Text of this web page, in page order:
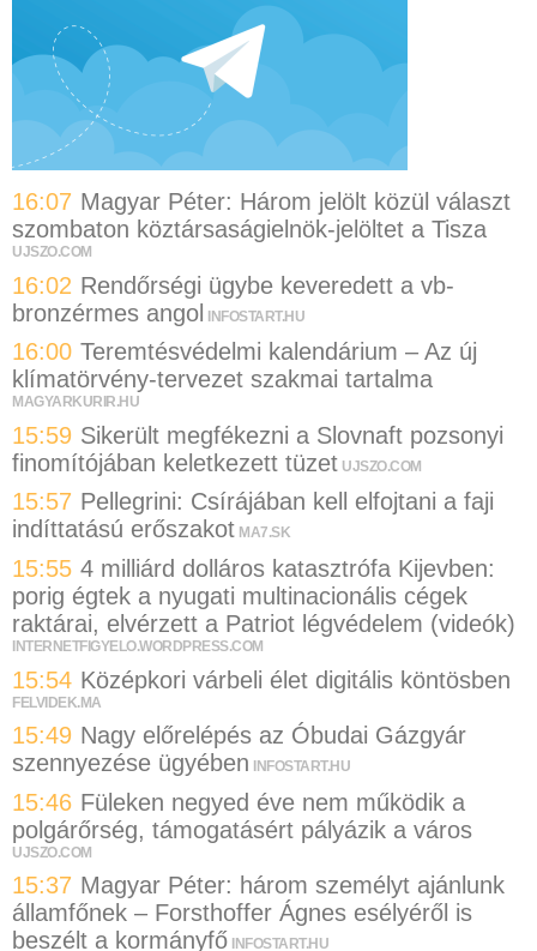
16:07 Magyar Péter: Három jelölt közül választ
szombaton köztársaságielnök-jelöltet a Tisza
UJSZO.COM
16:02 Rendőrségi ügybe keveredett a vb-
bronzérmes angol INFOSTART.HU
16:00 Teremtésvédelmi kalendárium – Az új
klímatörvény-tervezet szakmai tartalma
MAGYARKURIR.HU
15:59 Sikerült megfékezni a Slovnaft pozsonyi
finomítójában keletkezett tüzet UJSZO.COM
15:57 Pellegrini: Csírájában kell elfojtani a faji
indíttatású erőszakot MA7.SK
15:55 4 milliárd dolláros katasztrófa Kijevben:
porig égtek a nyugati multinacionális cégek
raktárai, elvérzett a Patriot légvédelem (videók)
INTERNETFIGYELO.WORDPRESS.COM
15:54 Középkori várbeli élet digitális köntösben
FELVIDEK.MA
15:49 Nagy előrelépés az Óbudai Gázgyár
szennyezése ügyében
INFOSTART.HU
15:46 Füleken negyed éve nem működik a
polgárőrség, támogatásért pályázik a város
UJSZO.COM
15:37 Magyar Péter: három személyt ajánlunk
államfőnek – Forsthoffer Ágnes esélyéről is
beszélt a kormányfő INFOSTART.HU